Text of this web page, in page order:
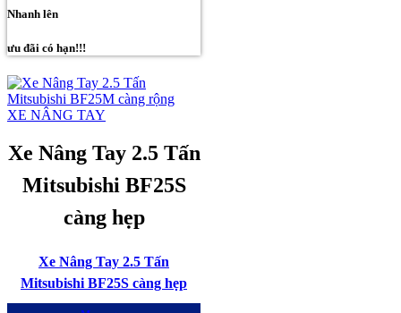
Nhanh lên
ưu đãi có hạn!!!
XE NÂNG TAY
Xe Nâng Tay 2.5 Tấn
Mitsubishi BF25S
càng hẹp
Xe Nâng Tay 2.5 Tấn
Mitsubishi BF25S càng hẹp